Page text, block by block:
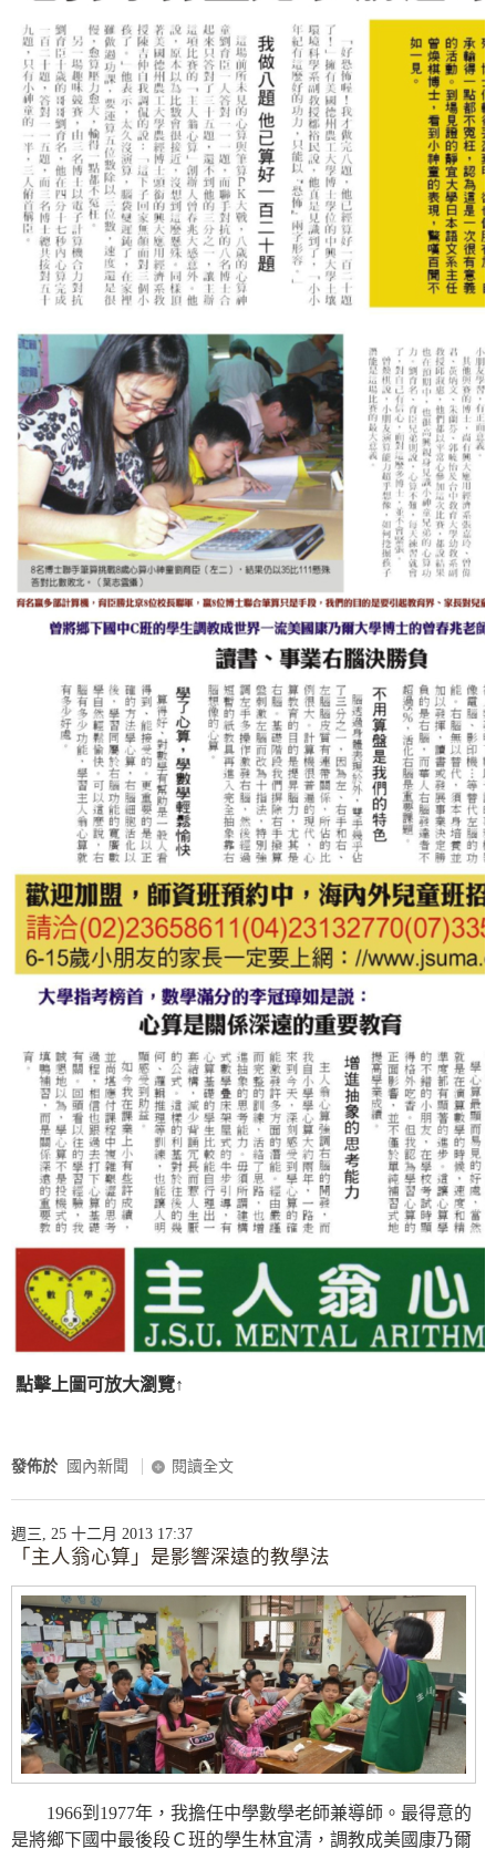
點擊上圖可放大瀏覽↑
發佈於 國內新聞 閱讀全文
週三, 25 十二月 2013 17:37
「主人翁心算」是影響深遠的教學法
1966到1977年，我擔任中學數學老師兼導師。最得意的
是將鄉下國中最後段Ｃ班的學生林宜清，調教成美國康乃爾